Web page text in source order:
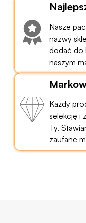
Nasze
nazwy
dodać do
naszym
Każdy
selekcję i
Ty.
zaufane